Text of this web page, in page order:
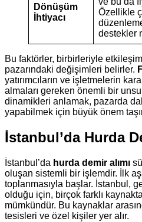
Dönüşüm
İhtiyacı
Özellikle
destekler
Bu faktörler, birbirleriyle
pazarındaki değişimleri belirler.
yatırımcıların ve işletmelerin
almaları gereken önemli bir
dinamikleri anlamak, pazarda
yapabilmek için büyük önem
İstanbul’da Hurda
İstanbul’da hurda demir alımı
oluşan sistemli bir işlemdir. İlk
toplanmasıyla başlar. İstanbul,
olduğu için, birçok farklı
mümkündür. Bu kaynaklar
tesisleri ve özel kişiler yer alır.